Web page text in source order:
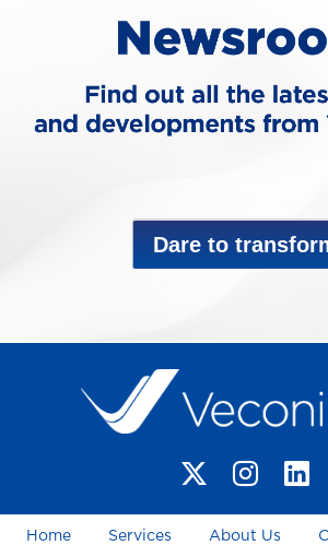
Dare to
Home Services About Us